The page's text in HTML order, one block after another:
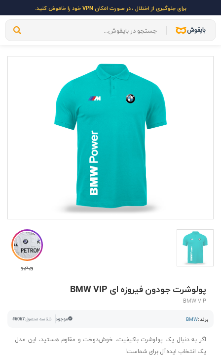
برای جلوگیری از اختلال ، در صورت امکان VPN خود را خاموش کنید.
ویدیو
پولوشرت جودون فیروزه ای BMW VIP
BMW VIP
برند :BMW موجود شناسه محصول:#6067
اگر به دنبال یک پولوشرت باکیفیت، خوش‌دوخت و مقاوم هستید، این مدل
یک انتخاب ایده‌آل برای شماست!